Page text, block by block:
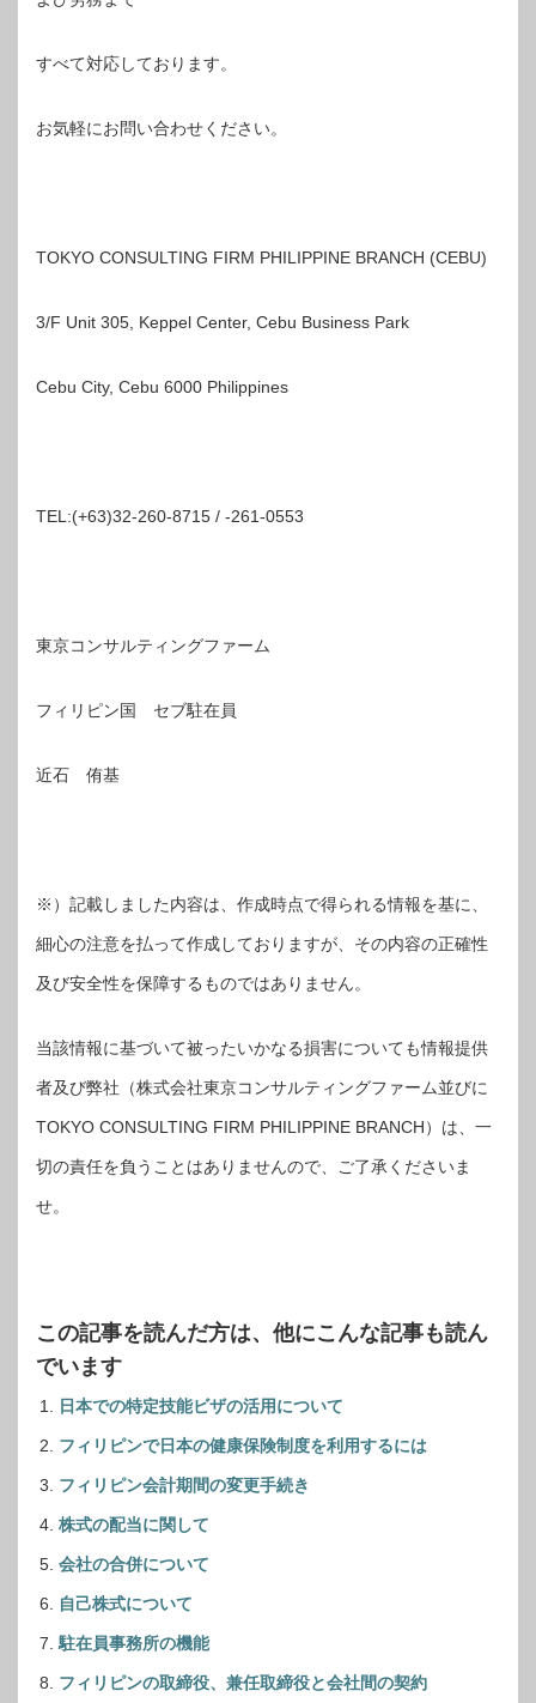
すべて対応しております。
お気軽にお問い合わせください。
TOKYO CONSULTING FIRM PHILIPPINE BRANCH (CEBU)
3/F Unit 305, Keppel Center, Cebu Business Park
Cebu City, Cebu 6000 Philippines
TEL:(+63)32-260-8715 / -261-0553
東京コンサルティングファーム
フィリピン国 セブ駐在員
近石 侑基
※）記載しました内容は、作成時点で得られる情報を基に、
細心の注意を払って作成しておりますが、その内容の正確性
及び安全性を保障するものではありません。
当該情報に基づいて被ったいかなる損害についても情報提供
者及び弊社（株式会社東京コンサルティングファーム並びに
TOKYO CONSULTING FIRM PHILIPPINE BRANCH）は、一
切の責任を負うことはありませんので、ご了承くださいま
せ。
この記事を読んだ方は、他にこんな記事も読ん
でいます
日本での特定技能ビザの活用について
フィリピンで日本の健康保険制度を利用するには
フィリピン会計期間の変更手続き
株式の配当に関して
会社の合併について
自己株式について
駐在員事務所の機能
フィリピンの取締役、兼任取締役と会社間の契約